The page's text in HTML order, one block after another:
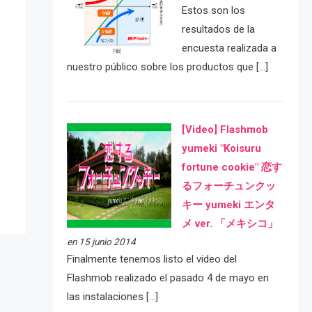
Estos son los
resultados de la
encuesta realizada a
nuestro público sobre los productos que […]
[Video] Flashmob
yumeki "Koisuru
fortune cookie" 恋す
るフォーチュンクッ
キー yumeki エンタ
メ ver. 「メキシコ」
en 15 junio 2014
Finalmente tenemos listo el video del
Flashmob realizado el pasado 4 de mayo en
las instalaciones […]